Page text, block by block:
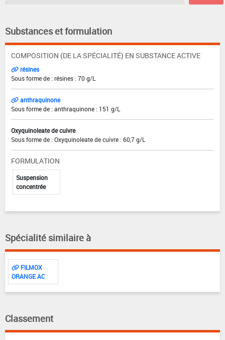
Substances et formulation
COMPOSITION (DE LA SPÉCIALITÉ) EN SUBSTANCE ACTIVE
résines
Sous forme de : résines : 70 g/L
anthraquinone
Sous forme de : anthraquinone : 151 g/L
Oxyquinoleate de cuivre
Sous forme de : Oxyquinoleate de cuivre : 60,7 g/L
FORMULATION
Suspension
concentrée
Spécialité similaire à
FILMOX
ORANGE AC
Classement